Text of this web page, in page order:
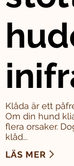
Klåda är ett
Om din hund
flera orsaker.
klåd...
LÄS MER